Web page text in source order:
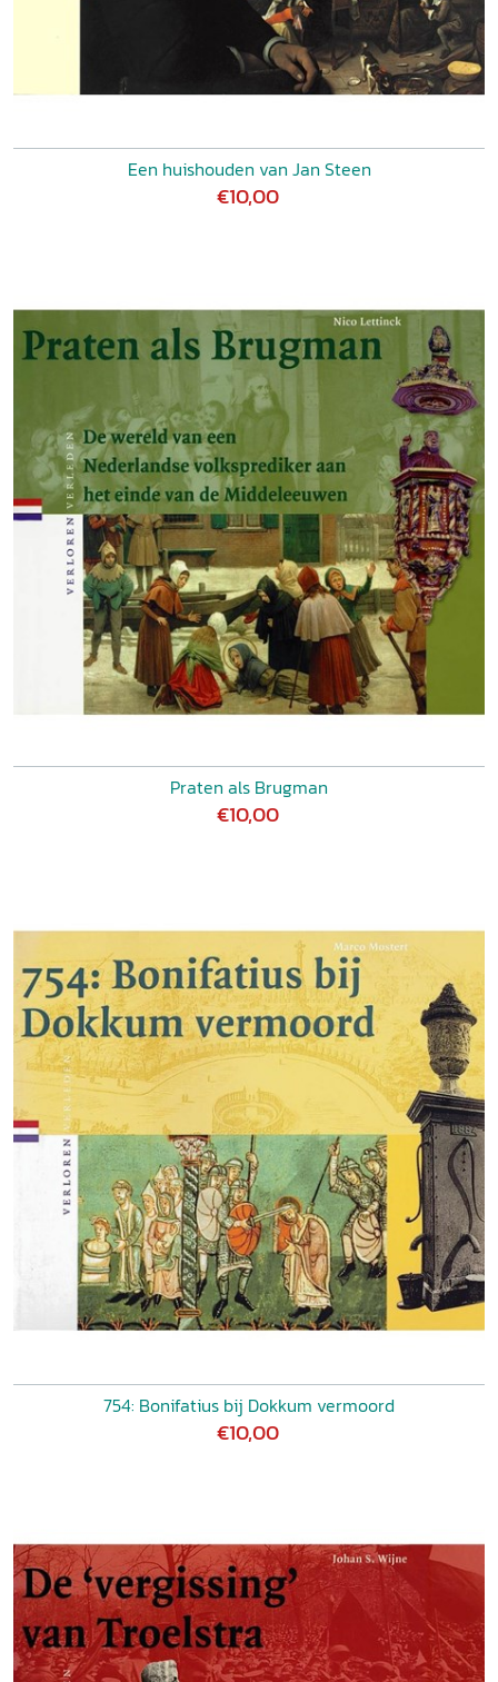
Een huishouden van Jan Steen
€10,00
Praten als Brugman
€10,00
754: Bonifatius bij Dokkum vermoord
€10,00